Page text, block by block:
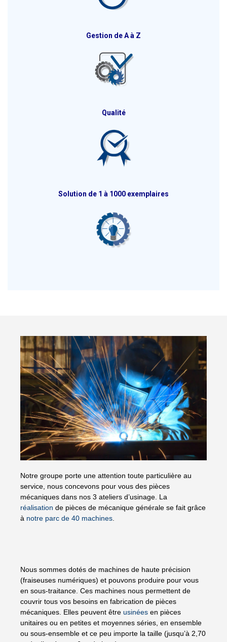
Gestion de A à Z
Qualité
Solution de 1 à 1000 exemplaires
Notre groupe porte une attention toute particulière au
service, nous concevons pour vous des pièces
mécaniques dans nos 3 ateliers d’usinage. La
réalisation de pièces de mécanique générale se fait grâce
à notre parc de 40 machines
Nous sommes dotés de machines de haute précision
(fraiseuses numériques) et pouvons produire pour vous
en sous-traitance. Ces machines nous permettent de
couvrir tous vos besoins en fabrication de pièces
mécaniques. Elles peuvent être usinées en pièces
unitaires ou en petites et moyennes séries, en ensemble
ou sous-ensemble et ce peu importe la taille (jusqu’à 2,70